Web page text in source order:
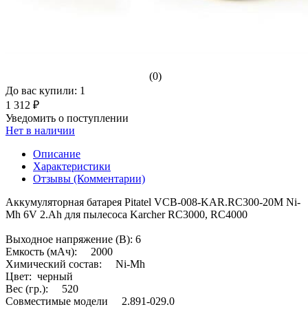
(0)
До вас купили: 1
1 312 ₽
Уведомить о поступлении
Нет в наличии
Описание
Характеристики
Отзывы (Комментарии)
Аккумуляторная батарея Pitatel VCB-008-KAR.RC300-20M Ni-
Mh 6V 2.Ah для пылесоса Karcher RC3000, RC4000
Выходное напряжение (В): 6
Емкость (мАч): 2000
Химический состав: Ni-Mh
Цвет: черный
Вес (гр.): 520
Совместимые модели 2.891-029.0